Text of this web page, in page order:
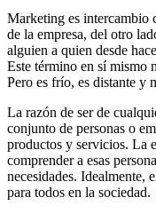
Marketing es intercambio
de la empresa, del otro
alguien a quien desde
Este término en sí mismo
Pero es frío, es distante y
La razón de ser de
conjunto de personas o
productos y servicios. La
comprender a esas
necesidades. Idealmente,
para todos en la sociedad.